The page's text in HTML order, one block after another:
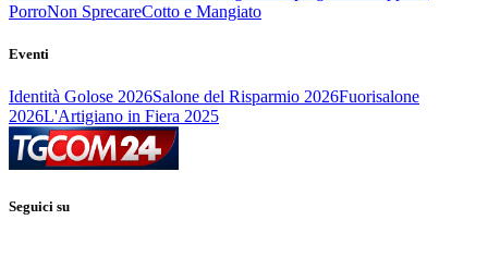
PorroNon SprecareCotto e Mangiato
Eventi
Identità Golose 2026Salone del Risparmio 2026Fuorisalone
2026L'Artigiano in Fiera 2025
Seguici su